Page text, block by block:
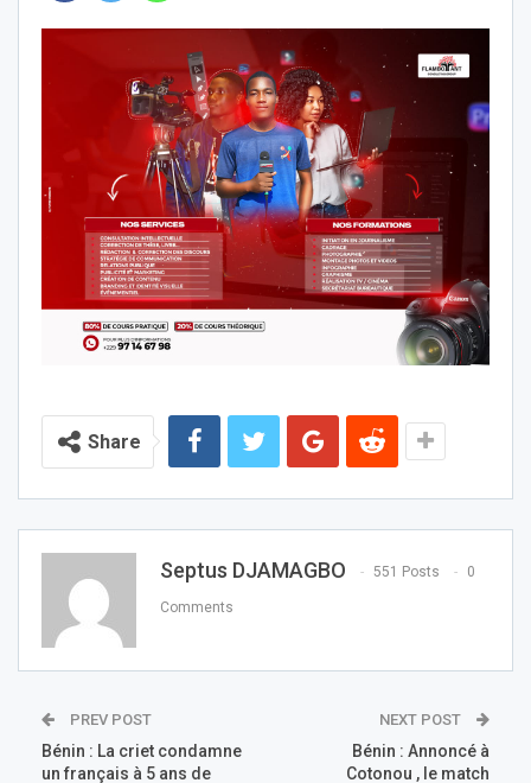
Share
Septus DJAMAGBO 551 Posts 0
Comments
PREV POST
Bénin : La criet condamne
un français à 5 ans de
NEXT POST
Bénin : Annoncé à
Cotonou , le match